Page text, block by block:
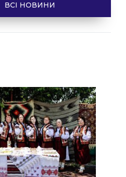
ВСІ НОВИНИ